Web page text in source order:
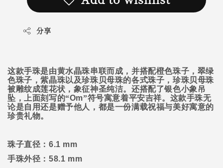
分享
这款手珠是由黄水晶珠串联而成，并搭配橙色珠子，翠绿
色珠子，紫晶珠以及珍珠贝母珠的各式珠子，珍珠贝母珠
被雕纹成莲花状，象征神圣纯洁。还搭配了银色小象吊
坠，上面刻写的“Om”符号寓意着平安吉祥。这款手珠无
论是自用还是赠予他人，都是一份满载祝福与美好寓意的
珍贵礼物。
珠子直径： 6.1 mm
手珠外径： 58.1 mm